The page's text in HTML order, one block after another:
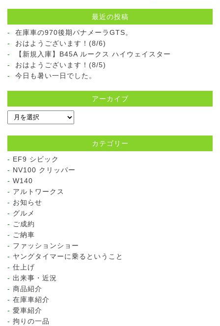
最近の投稿
在庫車の970後期パナメーラGTS。
おはようございます！(8/6)
【新規入庫】B45A ルークス ハイウェイスター
おはようございます！(8/5)
今日も暑い一日でした。
アーカイブ
カテゴリー
EF9 シビック
NV100 クリッパー
W140
アルトワークス
お知らせ
グルメ
ご成約
ご納車
ファッションショー
ヤングタイマーに乗るということ
仕上げ
出来事・近況
商品紹介
在庫車紹介
愛車紹介
拘りの一品